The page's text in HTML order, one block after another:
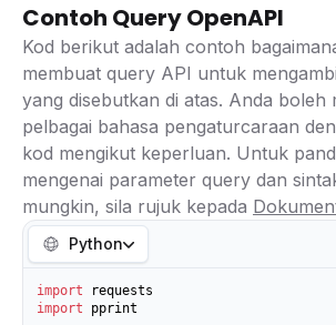
Contoh Query OpenAPI
Kod berikut adalah contoh
membuat query API untuk
yang disebutkan di atas. Anda boleh
pelbagai bahasa pengaturcaraan
kod mengikut keperluan. Untuk
mengenai parameter query dan
mungkin, sila rujuk kepada
Python
import
import pprint